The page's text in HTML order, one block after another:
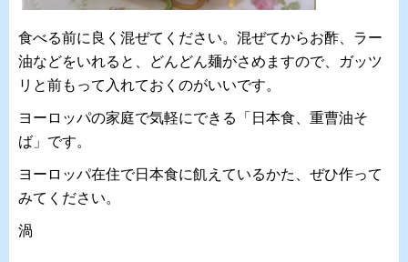
食べる前に良く混ぜてください。混ぜてからお酢、ラー
油などをいれると、どんどん麺がさめますので、ガッツ
リと前もって入れておくのがいいです。
ヨーロッパの家庭で気軽にできる「日本食、重曹油そ
ば」です。
ヨーロッパ在住で日本食に飢えているかた、ぜひ作って
みてください。
渦